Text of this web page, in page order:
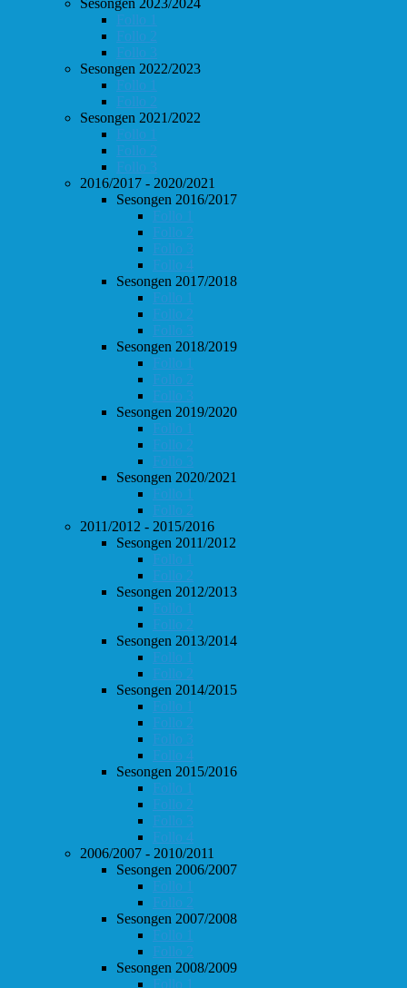
Follo 1
Follo 2
Follo 3
Sesongen 2022/2023
Follo 1
Follo 2
Sesongen 2021/2022
Follo 1
Follo 2
Follo 3
2016/2017 - 2020/2021
Sesongen 2016/2017
Follo 1
Follo 2
Follo 3
Follo 4
Sesongen 2017/2018
Follo 1
Follo 2
Follo 3
Sesongen 2018/2019
Follo 1
Follo 2
Follo 3
Sesongen 2019/2020
Follo 1
Follo 2
Follo 3
Sesongen 2020/2021
Follo 1
Follo 2
2011/2012 - 2015/2016
Sesongen 2011/2012
Follo 1
Follo 2
Sesongen 2012/2013
Follo 1
Follo 2
Sesongen 2013/2014
Follo 1
Follo 2
Sesongen 2014/2015
Follo 1
Follo 2
Follo 3
Follo 4
Sesongen 2015/2016
Follo 1
Follo 2
Follo 3
Follo 4
2006/2007 - 2010/2011
Sesongen 2006/2007
Follo 1
Follo 2
Sesongen 2007/2008
Follo 1
Follo 2
Sesongen 2008/2009
Follo 1